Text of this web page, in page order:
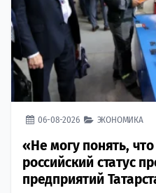
06-08-2026 ЭКОНОМИКА
«Не могу понять,
российский статус
предприятий